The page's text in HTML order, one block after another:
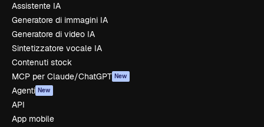
Assistente IA
Generatore di immagini IA
Generatore di video IA
Sintetizzatore vocale IA
Contenuti stock
MCP per Claude/ChatGPT New
Agenti New
API
App mobile